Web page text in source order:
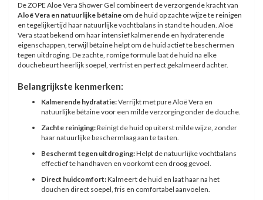
De ZOPE Aloe Vera Shower Gel combineert de verzorgende kracht van
Aloë Vera en natuurlijke bétaine om de huid op zachte wijze te reinigen
en tegelijkertijd haar natuurlijke vochtbalans in stand te houden. Aloë
Vera staat bekend om haar intensief kalmerende en hydraterende
eigenschappen, terwijl bétaine helpt om de huid actief te beschermen
tegen uitdroging. De zachte, romige formule laat de huid na elke
douchebeurt heerlijk soepel, verfrist en perfect gekalmeerd achter.
Belangrijkste kenmerken:
Kalmerende hydratatie:Verrijkt met pure Aloë Vera en
natuurlijke bétaine voor een milde verzorging onder de douche.
Zachte reiniging:Reinigt de huid op uiterst milde wijze, zonder
haar natuurlijke beschermlaag aan te tasten.
Beschermt tegen uitdroging:Helpt de natuurlijke vochtbalans
effectief te handhaven en voorkomt een droog gevoel.
Direct huidcomfort:Kalmeert de huid en laat haar na het
douchen direct soepel, fris en comfortabel aanvoelen.